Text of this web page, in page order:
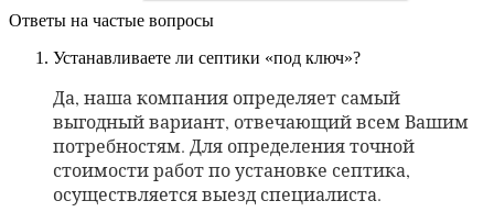
Ответы на частые вопросы
Устанавливаете ли септики «под ключ»?
Да, наша компания определяет самый
выгодный вариант, отвечающий всем Вашим
потребностям. Для определения точной
стоимости работ по установке септика,
осуществляется выезд специалиста.